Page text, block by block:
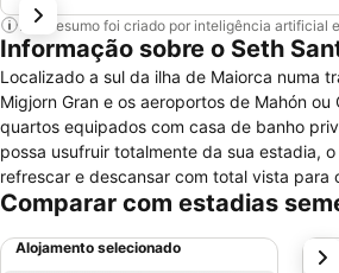
Este resumo foi criado por inteligência artificial
Informação sobre o Seth
Localizado a sul da ilha de Maiorca numa
Migjorn Gran e os aeroportos de Mahón
quartos equipados com casa de banho
possa usufruir totalmente da sua estadia,
refrescar e descansar com total vista para
jacuzzi, cabeleireiro, salão de beleza,
Comparar com estadias
Alojamento selecionado